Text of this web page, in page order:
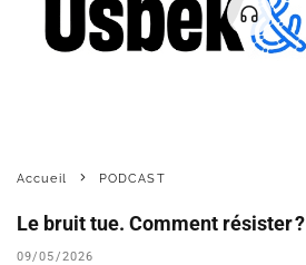
Accueil PODCAST
Le bruit tue. Comment résister ?
09/05/2026